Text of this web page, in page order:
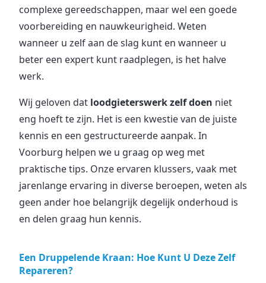
complexe gereedschappen, maar wel een goede
voorbereiding en nauwkeurigheid. Weten
wanneer u zelf aan de slag kunt en wanneer u
beter een expert kunt raadplegen, is het halve
werk.
Wij geloven dat loodgieterswerk zelf doen niet
eng hoeft te zijn. Het is een kwestie van de juiste
kennis en een gestructureerde aanpak. In
Voorburg helpen we u graag op weg met
praktische tips. Onze ervaren klussers, vaak met
jarenlange ervaring in diverse beroepen, weten als
geen ander hoe belangrijk degelijk onderhoud is
en delen graag hun kennis.
Een Druppelende Kraan: Hoe Kunt U Deze Zelf
Repareren?